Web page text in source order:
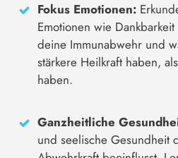
Fokus Emotionen:
Emotionen wie
deine Immunabwehr und
stärkere Heilkraft haben,
haben.
Ganzheitliche
und seelische Gesundheit